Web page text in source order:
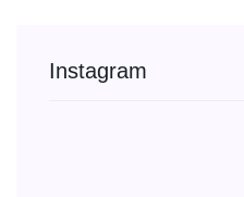
Instagram